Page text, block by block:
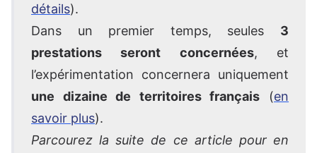
détails).
Dans un premier temps, seules 3
prestations seront concernées, et
l’expérimentation concernera uniquement
une dizaine de territoires français (en
savoir plus).
Parcourez la suite de ce article pour en